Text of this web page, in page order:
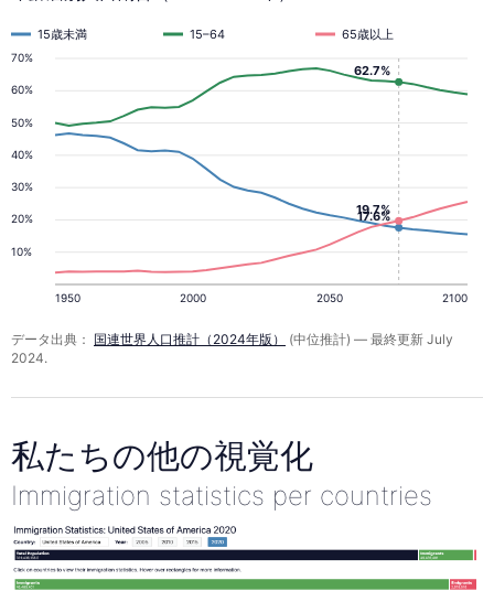
10%
20%
30%
40%
50%
60%
70%
1950 2000 2050 2100
15歳未満 15–64 65歳以上
17.6%
19.7%
62.7%
データ出典： 国連世界人口推計（2024年版）
(中位推計) — 最終更新 July
2024.
私たちの他の視覚化
Immigration statistics per countries